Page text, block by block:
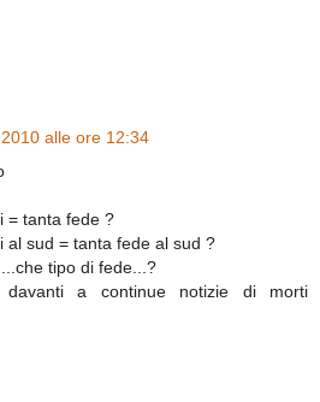
alle ore 12:34
= tanta fede ?
al sud = tanta fede al sud ?
tipo di fede...?
a continue notizie di morti